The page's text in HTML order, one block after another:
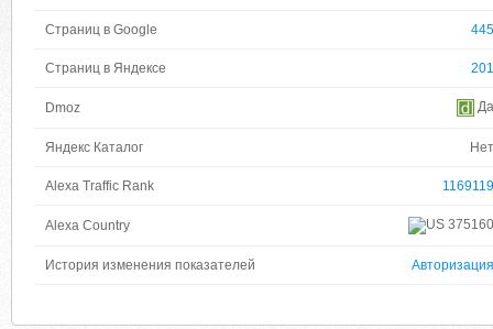
Страниц в Google 445
Страниц в Яндексе 201
Dmoz Да
Яндекс Каталог Нет
Alexa Traffic Rank 1169119
Alexa Country 375160
История изменения показателей Авторизация